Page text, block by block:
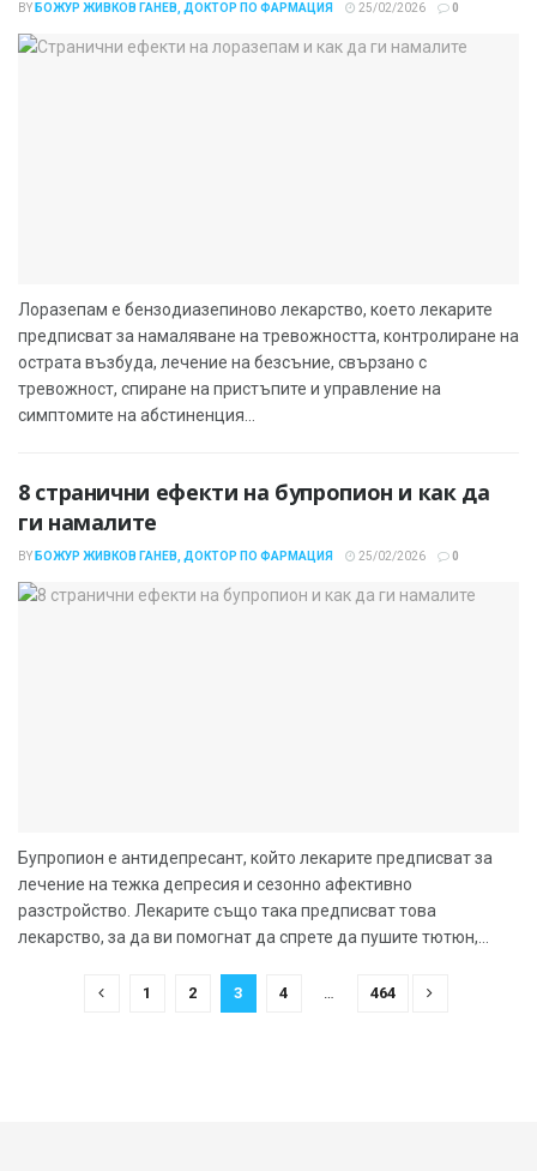
BY БОЖУР ЖИВКОВ ГАНЕВ, ДОКТОР ПО ФАРМАЦИЯ 25/02/2026 0
Лоразепам е бензодиазепиново лекарство, което лекарите
предписват за намаляване на тревожността, контролиране на
острата възбуда, лечение на безсъние, свързано с
тревожност, спиране на пристъпите и управление на
симптомите на абстиненция...
8 странични ефекти на бупропион и как да
ги намалите
BY БОЖУР ЖИВКОВ ГАНЕВ, ДОКТОР ПО ФАРМАЦИЯ 25/02/2026 0
Бупропион е антидепресант, който лекарите предписват за
лечение на тежка депресия и сезонно афективно
разстройство. Лекарите също така предписват това
лекарство, за да ви помогнат да спрете да пушите тютюн,...
1 2 3 4 … 464